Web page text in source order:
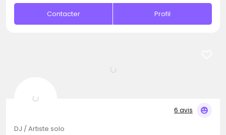
Contacter Profil
6 avis
DJ / Artiste solo